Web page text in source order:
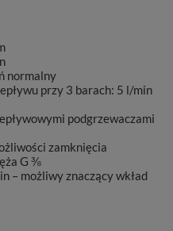
normalny
przy 3 barach: 5 l/min
podgrzewaczami
zamknięcia
G ⅜
– możliwy znaczący wkład